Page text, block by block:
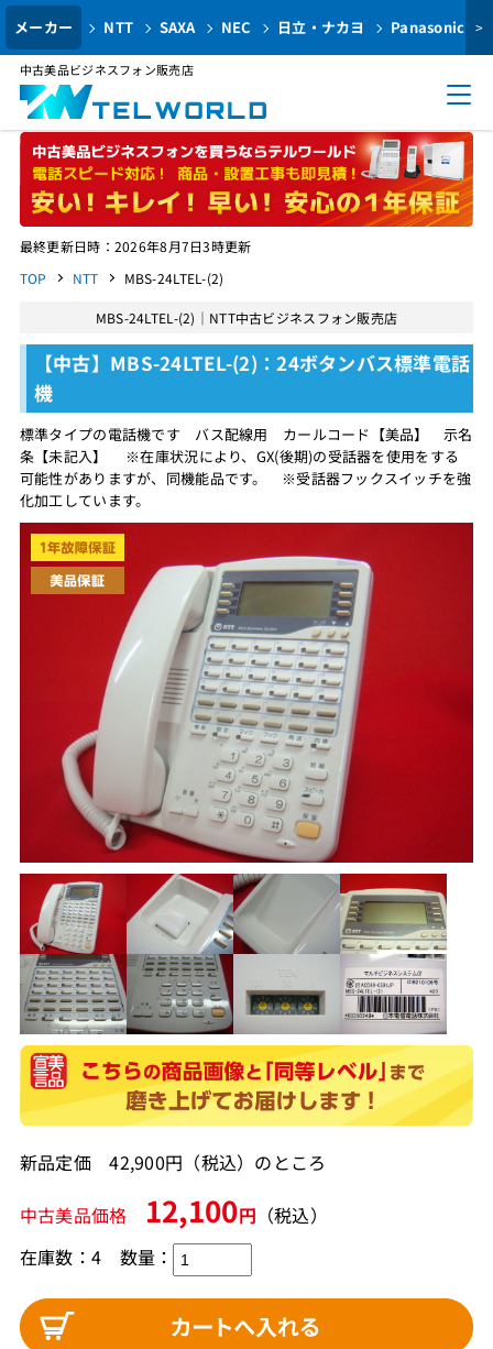
メーカー NTT SAXA NEC 日立・ナカヨ Panasonic >
中古美品ビジネスフォン販売店
最終更新日時：2026年8月7日3時更新
TOP
NTT MBS-24LTEL-(2)
MBS-24LTEL-(2)｜NTT中古ビジネスフォン販売店
【中古】MBS-24LTEL-(2)：24ボタンバス標準電話
機
標準タイプの電話機です バス配線用 カールコード【美品】 示名
条【未記入】 ※在庫状況により、GX(後期)の受話器を使用をする
可能性がありますが、同機能品です。 ※受話器フックスイッチを強
化加工しています。
新品定価 42,900円（税込）のところ
中古美品価格 12,100円 （税込）
在庫数：4 数量：